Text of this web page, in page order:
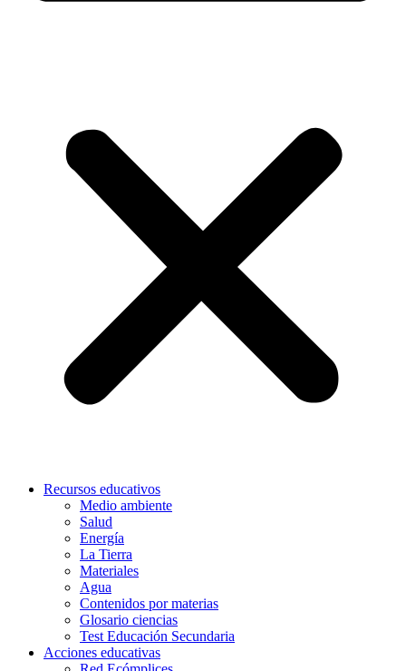
Recursos educativos
Medio ambiente
Salud
Energía
La Tierra
Materiales
Agua
Contenidos por materias
Glosario ciencias
Test Educación Secundaria
Acciones educativas